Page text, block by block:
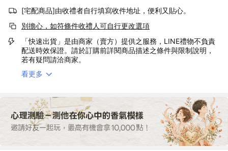
[宅配商品]由收禮者自行填寫收件地址，便利又貼心。
別擔心，如符條件收禮人可自行更改選項
「快速出貨」是由商家（賣方）提供之服務，LINE禮物不負責
配送時效保證。請於訂購前詳閱商品描述之條件與限制說明，
若有疑問請洽商家。
看更多